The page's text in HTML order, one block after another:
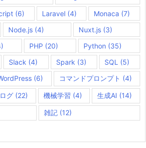
(6) Laravel(4) Monaca (7)
Node.js(4) Nuxt.js (3)
PHP (20) Python (35)
Slack (4) Spark (3) SQL (5)
(6) コマンドプロンプト (4)
グ(22) 機械学習 (4) 生成AI (14)
雑記(12)